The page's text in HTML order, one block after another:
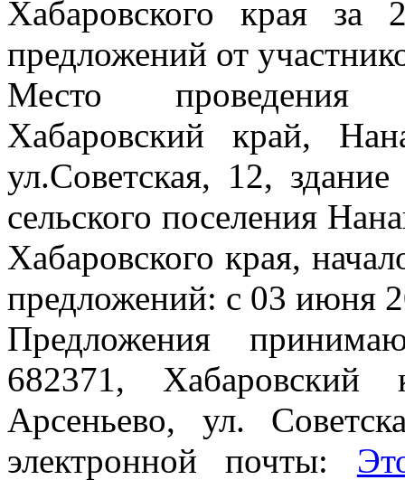
Хабаровского края
предложений от
Место проведения
Хабаровский край,
ул.Советская, 12,
сельского поселения
Хабаровского края,
предложений: с 03 июня
Предложения
682371,
Арсеньево, ул.
электронной почты: